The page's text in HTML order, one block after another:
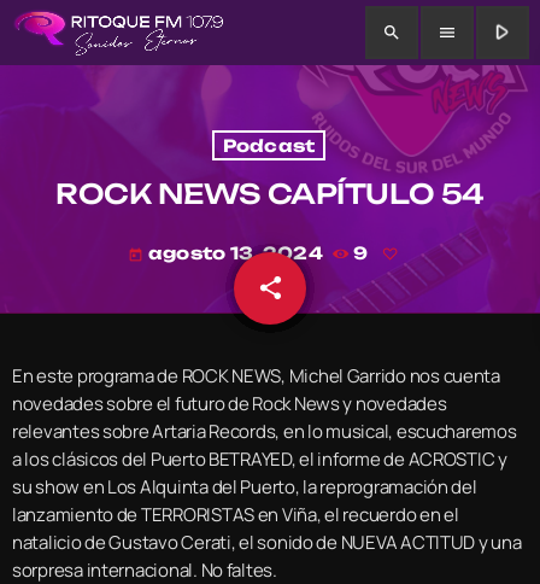
search menu play_arrow
Podcast
ROCK NEWS CAPÍTULO 54
today agosto 13, 2024 9
share
email
En este programa de ROCK NEWS, Michel Garrido nos cuenta
novedades sobre el futuro de Rock News y novedades
relevantes sobre Artaria Records, en lo musical, escucharemos
a los clásicos del Puerto BETRAYED, el informe de ACROSTIC y
su show en Los Alquinta del Puerto, la reprogramación del
lanzamiento de TERRORISTAS en Viña, el recuerdo en el
natalicio de Gustavo Cerati, el sonido de NUEVA ACTITUD y una
sorpresa internacional. No faltes.